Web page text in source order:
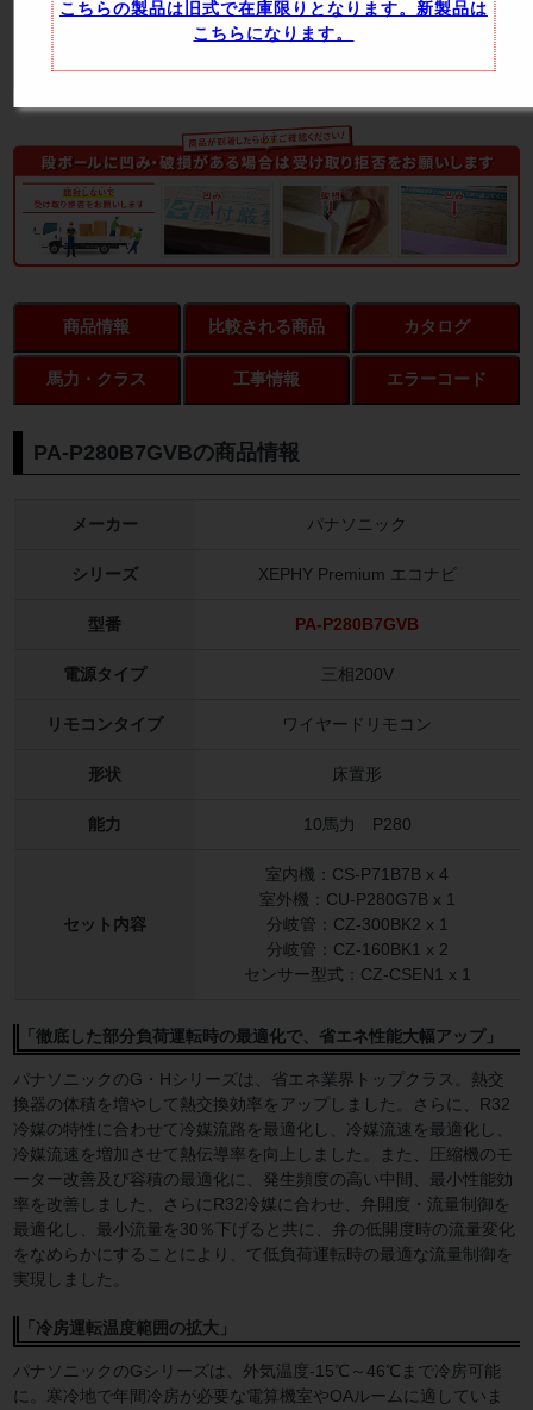
商品情報 比較される商品 カタログ
馬力・クラス 工事情報 エラーコード
PA-P280B7GVBの商品情報
メーカー パナソニック
シリーズ XEPHY Premium エコナビ
型番 PA-P280B7GVB
電源タイプ 三相200V
リモコンタイプ ワイヤードリモコン
形状 床置形
能力 10馬力 P280
セット内容
室内機：CS-P71B7B x 4
室外機：CU-P280G7B x 1
分岐管：CZ-300BK2 x 1
分岐管：CZ-160BK1 x 2
センサー型式：CZ-CSEN1 x 1
「徹底した部分負荷運転時の最適化で、省エネ性能大幅アップ」
パナソニックのG・Hシリーズは、省エネ業界トップクラス。熱交
換器の体積を増やして熱交換効率をアップしました。さらに、R32
冷媒の特性に合わせて冷媒流路を最適化し、冷媒流速を最適化し、
冷媒流速を増加させて熱伝導率を向上しました。また、圧縮機のモ
ーター改善及び容積の最適化に、発生頻度の高い中間、最小性能効
率を改善しました、さらにR32冷媒に合わせ、弁開度・流量制御を
最適化し、最小流量を30％下げると共に、弁の低開度時の流量変化
をなめらかにすることにより、て低負荷運転時の最適な流量制御を
実現しました。
「冷房運転温度範囲の拡大」
パナソニックのGシリーズは、外気温度-15℃～46℃まで冷房可能
に。寒冷地で年間冷房が必要な電算機室やOAルームに適していま
こちらの製品は旧式で在庫限りとなります。新製品は
こちらになります。